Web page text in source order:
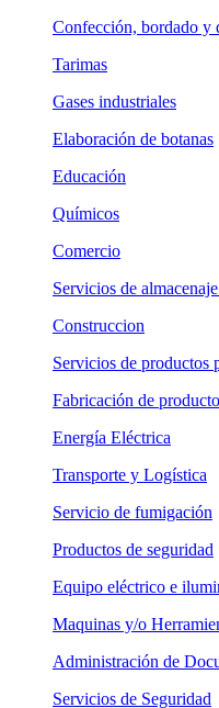
Confección, bordado y
Tarimas
Gases industriales
Elaboración de botanas
Educación
Químicos
Comercio
Servicios de
Construccion
Servicios de productos
Fabricación de
Energía Eléctrica
Transporte y Logística
Servicio de fumigación
Productos de seguridad
Equipo eléctrico e
Maquinas y/o
Administración de
Servicios de Seguridad